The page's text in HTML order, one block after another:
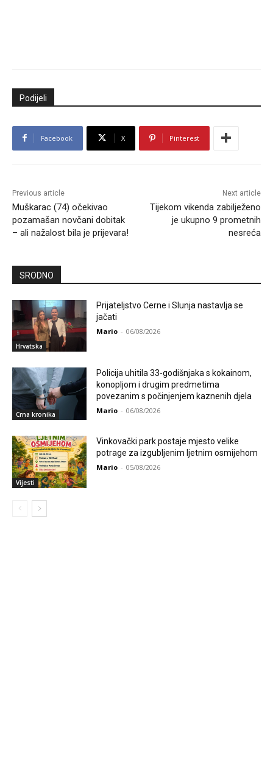
Podijeli
Facebook X Pinterest
Previous article
Muškarac (74) očekivao
pozamašan novčani dobitak
– ali nažalost bila je prijevara!
Next article
Tijekom vikenda zabilježeno
je ukupno 9 prometnih
nesreća
SRODNO
Hrvatska
Prijateljstvo Cerne i Slunja nastavlja se
jačati
Mario - 06/08/2026
Crna kronika
Policija uhitila 33-godišnjaka s kokainom,
konopljom i drugim predmetima
povezanim s počinjenjem kaznenih djela
Mario - 06/08/2026
Vijesti
Vinkovački park postaje mjesto velike
potrage za izgubljenim ljetnim osmijehom
Mario - 05/08/2026